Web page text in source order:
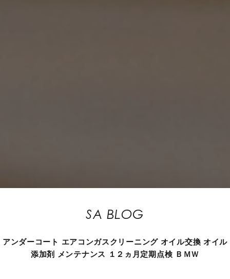
SA BLOG
アンダーコート エアコンガスクリーニング オイル交換 オイル
添加剤
メンテナンス １２ヵ月定期点検 ＢＭＷ